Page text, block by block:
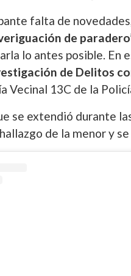
falta de
de
lo antes posible. En
de Delitos
Vecinal 13C de la
se extendió durante
de la menor y